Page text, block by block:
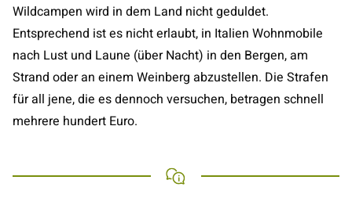
Wildcampen wird in dem Land nicht geduldet.
Entsprechend ist es nicht erlaubt, in Italien Wohnmobile
nach Lust und Laune (über Nacht) in den Bergen, am
Strand oder an einem Weinberg abzustellen. Die Strafen
für all jene, die es dennoch versuchen, betragen schnell
mehrere hundert Euro.